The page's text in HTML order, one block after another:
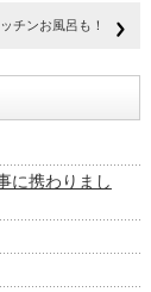
チンお風呂も！
に携わりまし